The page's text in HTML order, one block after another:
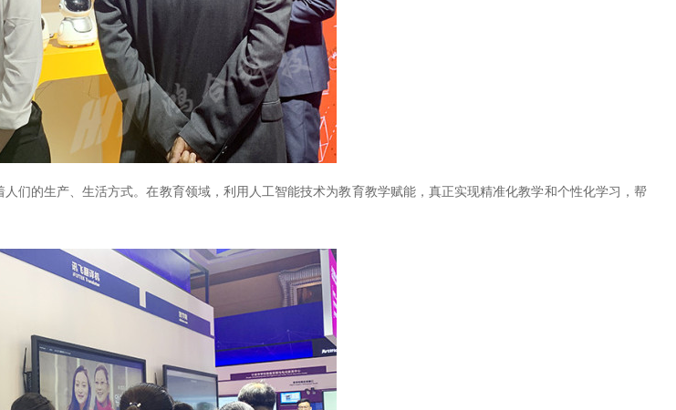
们的生产、生活方式。在教育领域，利用人工智能技术为教育教学赋能，真正实现精准化教学和个性化学习，帮